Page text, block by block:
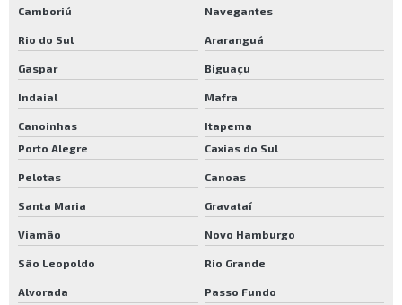
Camboriú Navegantes
Rio do Sul Araranguá
Gaspar Biguaçu
Indaial Mafra
Canoinhas
Itapema
Porto Alegre
Caxias do Sul
Pelotas Canoas
Santa Maria Gravataí
Viamão Novo Hamburgo
São Leopoldo Rio Grande
Alvorada Passo Fundo